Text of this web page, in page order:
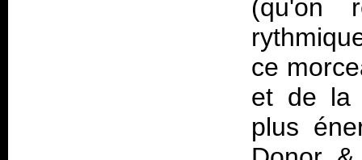
(qu'on
ce
et de la
plus